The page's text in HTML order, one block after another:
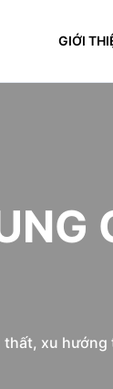
GIỚI
xu hướng